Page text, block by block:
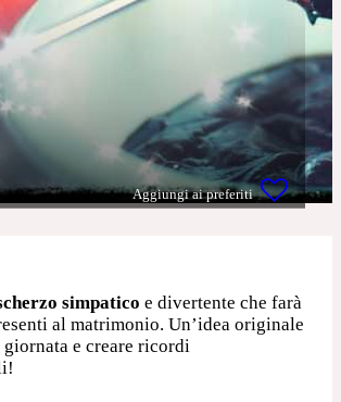
simpatico e divertente che farà
al matrimonio. Un’idea originale
e creare ricordi